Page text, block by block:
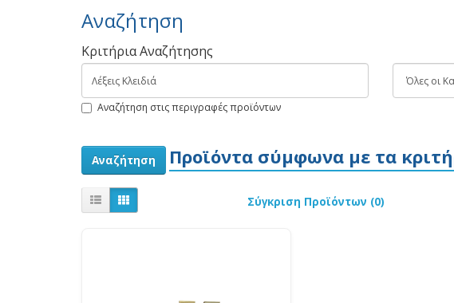
Αναζήτηση
Κριτήρια Αναζήτησης
Αναζήτηση στις περιγραφές προϊόντων
Προϊόντα σύμφωνα με τα
Σύγκριση Προϊόντων (0)